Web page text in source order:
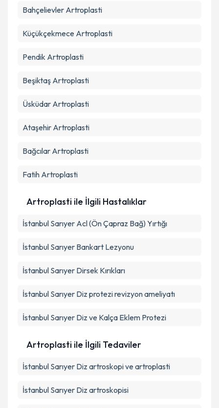
Bahçelievler Artroplasti
Küçükçekmece Artroplasti
Pendik Artroplasti
Beşiktaş Artroplasti
Üsküdar Artroplasti
Ataşehir Artroplasti
Bağcılar Artroplasti
Fatih Artroplasti
Artroplasti ile İlgili Hastalıklar
İstanbul Sarıyer Acl (Ön Çapraz Bağ) Yırtığı
İstanbul Sarıyer Bankart Lezyonu
İstanbul Sarıyer Dirsek Kırıkları
İstanbul Sarıyer Diz protezi revizyon ameliyatı
İstanbul Sarıyer Diz ve Kalça Eklem Protezi
Artroplasti ile İlgili Tedaviler
İstanbul Sarıyer Diz artroskopi ve artroplasti
İstanbul Sarıyer Diz artroskopisi